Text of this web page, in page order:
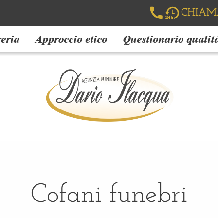
Approccio etico Questionario
Cofani funebri